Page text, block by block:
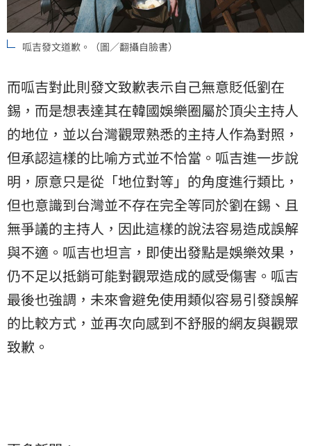
呱吉發文道歉。（圖／翻攝自臉書）
而呱吉對此則發文致歉表示自己無意貶低劉在
錫，而是想表達其在韓國娛樂圈屬於頂尖主持人
的地位，並以台灣觀眾熟悉的主持人作為對照，
但承認這樣的比喻方式並不恰當。呱吉進一步說
明，原意只是從「地位對等」的角度進行類比，
但也意識到台灣並不存在完全等同於劉在錫、且
無爭議的主持人，因此這樣的說法容易造成誤解
與不適。呱吉也坦言，即使出發點是娛樂效果，
仍不足以抵銷可能對觀眾造成的感受傷害。呱吉
最後也強調，未來會避免使用類似容易引發誤解
的比較方式，並再次向感到不舒服的網友與觀眾
致歉。